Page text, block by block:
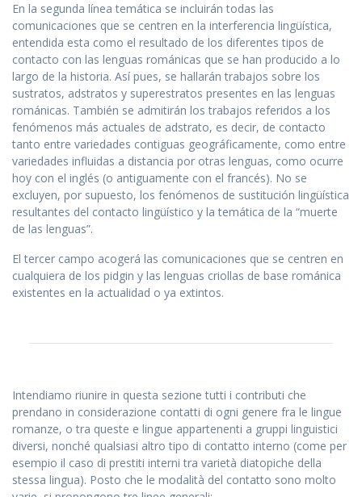
En la segunda línea temática se incluirán todas las
comunicaciones que se centren en la interferencia lingüística,
entendida esta como el resultado de los diferentes tipos de
contacto con las lenguas románicas que se han producido a lo
largo de la historia. Así pues, se hallarán trabajos sobre los
sustratos, adstratos y superestratos presentes en las lenguas
románicas. También se admitirán los trabajos referidos a los
fenómenos más actuales de adstrato, es decir, de contacto
tanto entre variedades contiguas geográficamente, como entre
variedades influidas a distancia por otras lenguas, como ocurre
hoy con el inglés (o antiguamente con el francés). No se
excluyen, por supuesto, los fenómenos de sustitución lingüística
resultantes del contacto lingüístico y la temática de la “muerte
de las lenguas”.
El tercer campo acogerá las comunicaciones que se centren en
cualquiera de los pidgin y las lenguas criollas de base románica
existentes en la actualidad o ya extintos.
Intendiamo riunire in questa sezione tutti i contributi che
prendano in considerazione contatti di ogni genere fra le lingue
romanze, o tra queste e lingue appartenenti a gruppi linguistici
diversi, nonché qualsiasi altro tipo di contatto interno (come per
esempio il caso di prestiti interni tra varietà diatopiche della
stessa lingua). Posto che le modalità del contatto sono molto